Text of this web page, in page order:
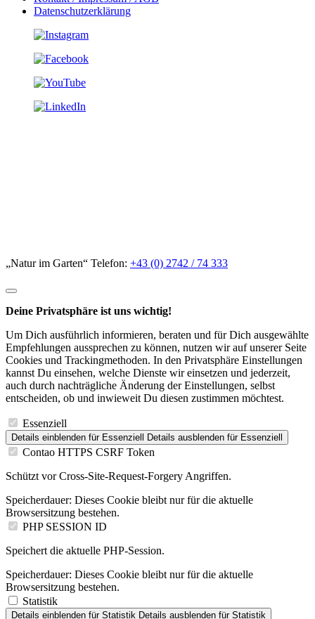
Datenschutzerklärung
„Natur im Garten“ Telefon: +43 (0) 2742 / 74 333
Deine Privatsphäre ist uns wichtig!
Um Dich ausführlich informieren, beraten und für Dich ausgewählte
Empfehlungen aussprechen zu können, nutzen wir auf unserer Seite
Cookies und Trackingmethoden. In den Privatsphäre Einstellungen
kannst Du einsehen, welche Dienste wir einsetzen und jederzeit,
auch durch nachträgliche Änderung der Einstellungen, selbst
entscheiden, ob und inwieweit Du diesen zustimmen möchtest.
Essenziell
Details einblenden für Essenziell Details ausblenden für Essenziell
Contao HTTPS CSRF Token
Schützt vor Cross-Site-Request-Forgery Angriffen.
Speicherdauer: Dieses Cookie bleibt nur für die aktuelle
Browsersitzung bestehen.
PHP SESSION ID
Speichert die aktuelle PHP-Session.
Speicherdauer: Dieses Cookie bleibt nur für die aktuelle
Browsersitzung bestehen.
Statistik
Details einblenden für Statistik Details ausblenden für Statistik